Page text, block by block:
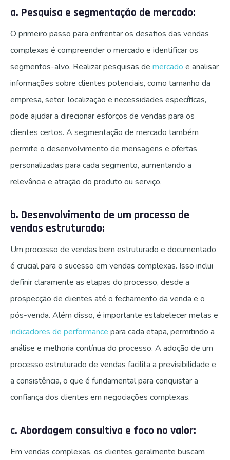
a. Pesquisa e segmentação de mercado:
O primeiro passo para enfrentar os desafios das vendas
complexas é compreender o mercado e identificar os
segmentos-alvo. Realizar pesquisas de mercado e analisar
informações sobre clientes potenciais, como tamanho da
empresa, setor, localização e necessidades específicas,
pode ajudar a direcionar esforços de vendas para os
clientes certos. A segmentação de mercado também
permite o desenvolvimento de mensagens e ofertas
personalizadas para cada segmento, aumentando a
relevância e atração do produto ou serviço.
b. Desenvolvimento de um processo de
vendas estruturado:
Um processo de vendas bem estruturado e documentado
é crucial para o sucesso em vendas complexas. Isso inclui
definir claramente as etapas do processo, desde a
prospecção de clientes até o fechamento da venda e o
pós-venda. Além disso, é importante estabelecer metas e
indicadores de performance para cada etapa, permitindo a
análise e melhoria contínua do processo. A adoção de um
processo estruturado de vendas facilita a previsibilidade e
a consistência, o que é fundamental para conquistar a
confiança dos clientes em negociações complexas.
c. Abordagem consultiva e foco no valor:
Em vendas complexas, os clientes geralmente buscam